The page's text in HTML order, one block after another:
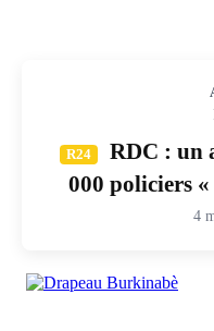
R24
RDC : un
000 policiers
4